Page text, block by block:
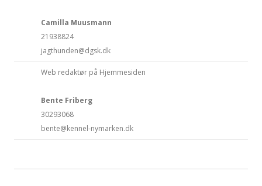
Camilla Muusmann
21938824
jagthunden@dgsk.dk
Web redaktør på Hjemmesiden
Bente Friberg
30293068
bente@kennel-nymarken.dk